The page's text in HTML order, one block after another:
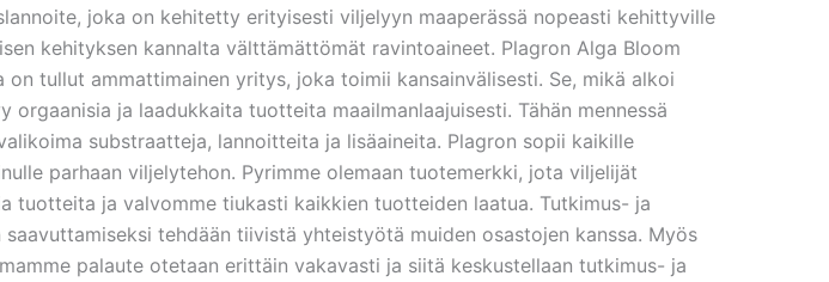
joka on kehitetty erityisesti viljelyyn maaperässä nopeasti kehittyville
kehityksen kannalta välttämättömät ravintoaineet. Plagron Alga Bloom
tullut ammattimainen yritys, joka toimii kansainvälisesti. Se, mikä alkoi
ja laadukkaita tuotteita maailmanlaajuisesti. Tähän mennessä
substraatteja, lannoitteita ja lisäaineita. Plagron sopii kaikille
parhaan viljelytehon. Pyrimme olemaan tuotemerkki, jota viljelijät
tuotteita ja valvomme tiukasti kaikkien tuotteiden laatua. Tutkimus- ja
tehdään tiivistä yhteistyötä muiden osastojen kanssa. Myös
palaute otetaan erittäin vakavasti ja siitä keskustellaan tutkimus- ja